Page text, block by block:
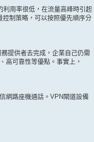
用率很低，在流量高峰時引起
制策略，可以按照優先順序分
提供者去完成，企業自己仍需
高可靠性等優點。事實上，
網路座機通話。VPN閘道設備